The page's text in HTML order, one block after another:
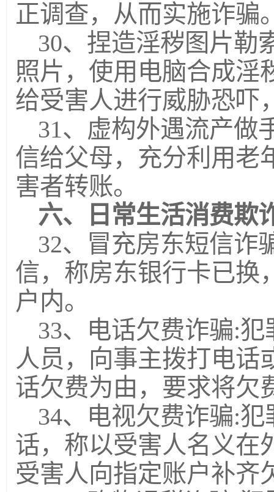
正调查，从而实施诈骗
30、捏造淫秽图片勒
照片，使用电脑合成淫
给受害人进行威胁恐吓
31、虚构外遇流产做
信给父母，充分利用老
害者转账。
六、日常生活消费欺
32、冒充房东短信诈
信，称房东银行卡已换
户内。
33、电话欠费诈骗:
人员，向事主拨打电话
话欠费为由，要求将欠
34、电视欠费诈骗:
话，称以受害人名义在
受害人向指定账户补齐